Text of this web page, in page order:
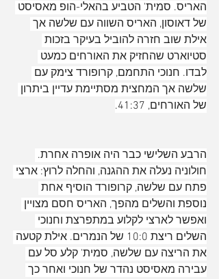
האריס. סמית' הטביע בהאלי-הופ מאסיסט
של דאוסון, האריס השווה עם שלשה אך
אילת שוב חזרה להוביל בעיקר בזכות
סטיוארט שהחזיק את האורחים כמעט
לבדו. חנוכי התחמם, קרופורד צימק עם
שלשה אך המחצית מסתיימת עדיין ביתרון
של האורחים, 41:37.
הרבע השלישי כבר היה אופרה אחרת.
חולוניה נעלה את ההגנה, והחלה לרוץ: ארצי
פתח עם שלשה, קרופורד הוסיף אחת
נוספת והשלים מהפך, האריס חסם מצויין
ואפשר לארצי לקלוע במתפרצת וחנוכי
השלים ריצת 10:0 של הנמרים. אילת קטעה
את הריצה עם שלשה, סמית' קלע סל עם
עבירה מאסיסט נהדר של חנוכי ואחר כך